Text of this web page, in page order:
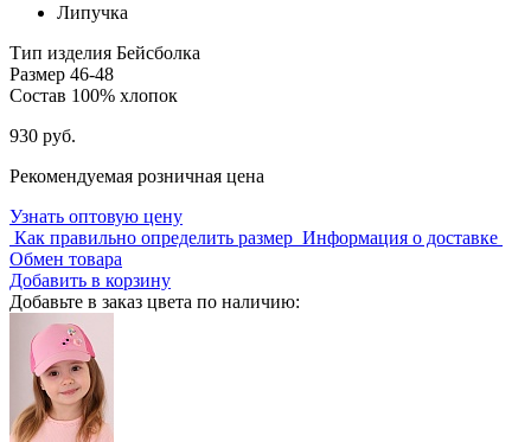
Липучка
Тип изделия Бейсболка
Размер 46-48
Состав 100% хлопок
930 руб.
Рекомендуемая розничная цена
Узнать оптовую цену
Как правильно определить размер Информация о доставке
Обмен товара
Добавить в корзину
Добавьте в заказ цвета по наличию: